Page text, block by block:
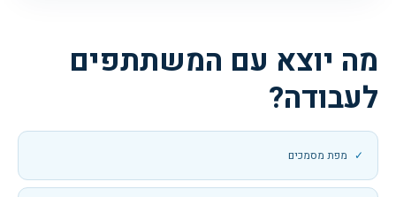
מה יוצא עם המשתתפים
לעבודה?
מפת מסמכים